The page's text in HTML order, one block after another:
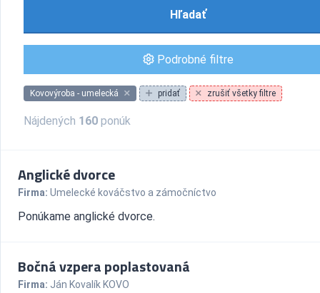
Hľadať
Podrobné filtre
Kovovýroba - umelecká pridať zrušiť všetky filtre
Nájdených 160 ponúk
Anglické dvorce
Firma: Umelecké kováčstvo a zámočníctvo
Ponúkame anglické dvorce.
Bočná vzpera poplastovaná
Firma: Ján Kovalík KOVO